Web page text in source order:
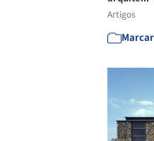
Artigos
Marcar